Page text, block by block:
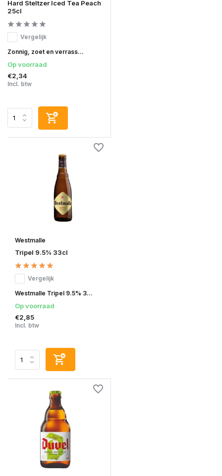
Hard Steltzer Iced Tea Peach
25cl
Vergelijk
Zonnig, zoet en verrass...
Op voorraad
€2,34
Incl. btw
Westmalle
Tripel 9.5% 33cl
Vergelijk
Westmalle Tripel 9.5% 3...
Op voorraad
€2,85
Incl. btw